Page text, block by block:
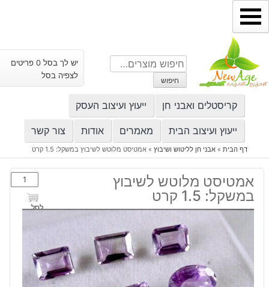
דילוג
לתוכן
חיפוש
עבור:
חיפוש
יש לך בסל 0 פריטים
לצפיה בסל
קריסטלים ואבני חן ייעוץ ועיצוב העסק
ייעוץ ועיצוב הבית מאמרים אודות צור קשר
דף הבית» אבני חן לליטוש ושיבוץ» אמטיסט מלוטש לשיבוץ במשקל: 1.5 קרט
אמטיסט מלוטש לשיבוץ
במשקל: 1.5 קרט
כמות
של
אמטיסט
לשיבוץ
1.5
קרט
לסל